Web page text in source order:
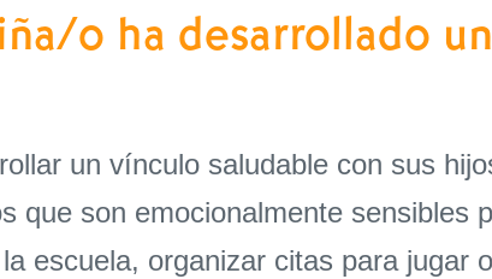
o ha desarrollado
un vínculo saludable con sus
que son emocionalmente sensibles
escuela, organizar citas para jugar